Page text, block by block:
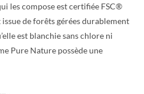
les compose est certifiée FSC®
issue de forêts gérées durablement
est blanchie sans chlore ni
Pure Nature possède une